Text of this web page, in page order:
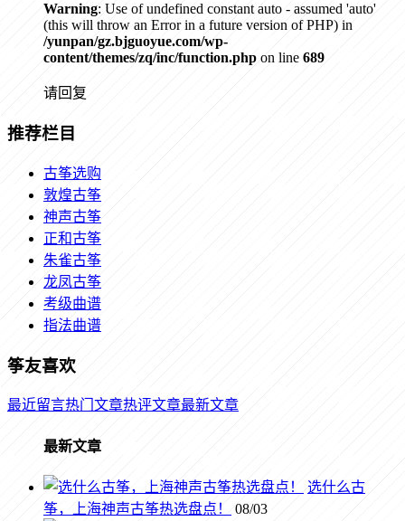
Warning: Use of undefined constant auto - assumed 'auto'
(this will throw an Error in a future version of PHP) in
/yunpan/gz.bjguoyue.com/wp-
content/themes/zq/inc/function.php on line 689
请回复
推荐栏目
古筝选购
敦煌古筝
神声古筝
正和古筝
朱雀古筝
龙凤古筝
考级曲谱
指法曲谱
筝友喜欢
最近留言热门文章热评文章最新文章
最新文章
选什么古
筝，上海神声古筝热选盘点！
08/03